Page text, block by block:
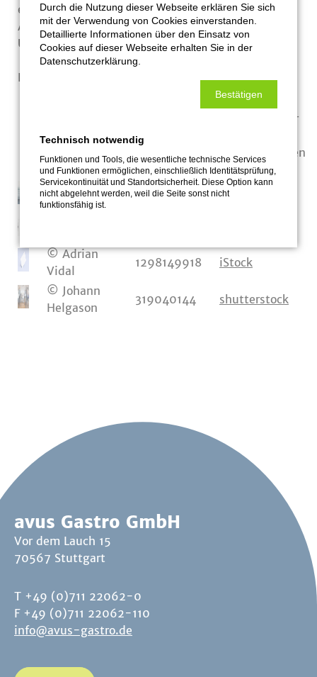
elektronischer Form bedürfen eines schriftlichen
Antrags auf Nutzungsgenehmigung an den
Urheber.
Die Bilder wurden:
von unseren Kunden oder unseren Partnern zur
Verfügung gestellt bzw.
von den unten genannten Plattformen erworben
©
evil_beau
176201850 iStock
© Adrian
Vidal
1298149918
iStock
© Johann
Helgason
319040144 shutterstock
avus Gastro GmbH
Vor dem Lauch 15
70567 Stuttgart
T +49 (0)711 22062-0
F +49 (0)711 22062-110
info@avus-gastro.de
Durch die Nutzung dieser Webseite erklären Sie sich
mit der Verwendung von Cookies einverstanden.
Detaillierte Informationen über den Einsatz von
Cookies auf dieser Webseite erhalten Sie in der
Datenschutzerklärung.
Bestätigen
Technisch notwendig
Funktionen und Tools, die wesentliche technische Services
und Funktionen ermöglichen, einschließlich Identitätsprüfung,
Servicekontinuität und Standortsicherheit. Diese Option kann
nicht abgelehnt werden, weil die Seite sonst nicht
funktionsfähig ist.